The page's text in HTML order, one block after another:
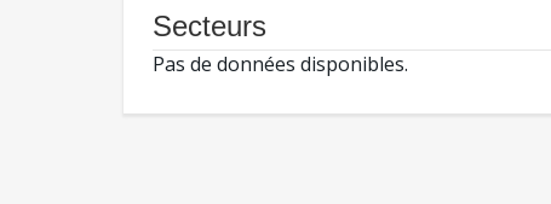
Secteurs
Pas de données disponibles.